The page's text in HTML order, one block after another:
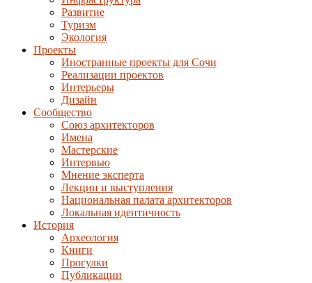
Развитие
Туризм
Экология
Проекты
Иностранные проекты для Сочи
Реализации проектов
Интерьеры
Дизайн
Сообщество
Союз архитекторов
Имена
Мастерские
Интервью
Мнение эксперта
Лекции и выступления
Национальная палата архитекторов
Локальная идентичность
История
Археология
Книги
Прогулки
Публикации